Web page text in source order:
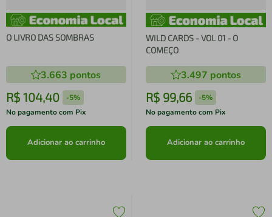
O LIVRO DAS SOMBRAS
3.663 pontos
R$ 104,40 -5%
No pagamento com Pix
Adicionar ao carrinho
WILD CARDS - VOL 01 - O
COMEÇO
3.497 pontos
R$ 99,66 -5%
No pagamento com Pix
Adicionar ao carrinho